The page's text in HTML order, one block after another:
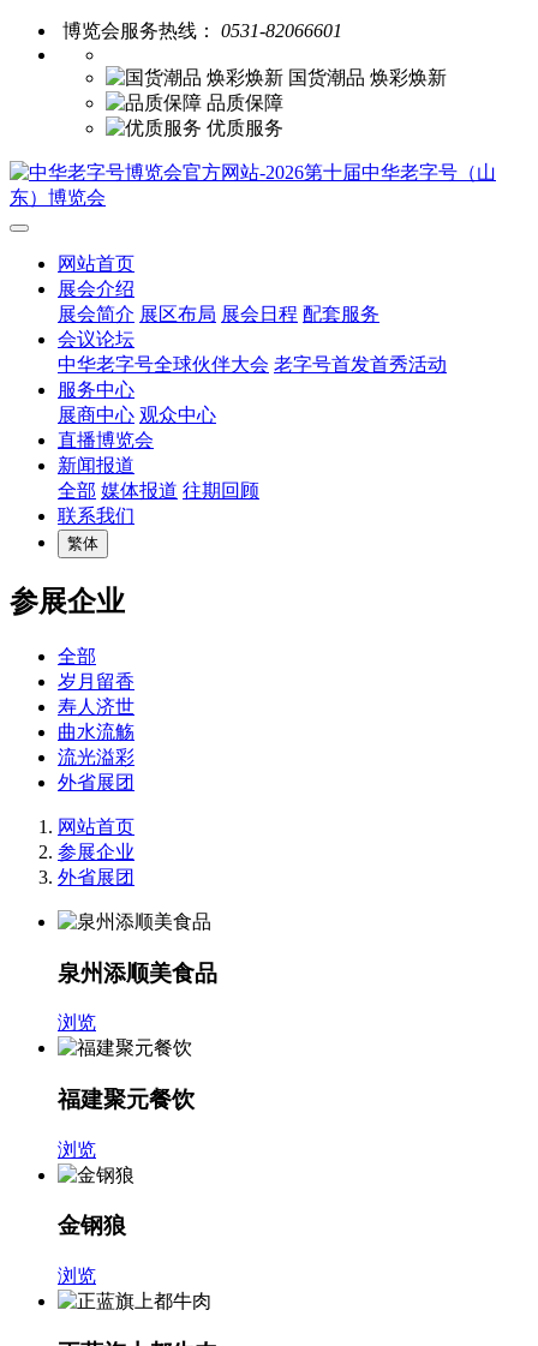
博览会服务热线： 0531-82066601
国货潮品 焕彩焕新
品质保障
优质服务
网站首页
展会介绍
展会简介 展区布局 展会日程 配套服务
会议论坛
中华老字号全球伙伴大会 老字号首发首秀活动
服务中心
展商中心 观众中心
直播博览会
新闻报道
全部 媒体报道 往期回顾
联系我们
繁体
参展企业
全部
岁月留香
寿人济世
曲水流觞
流光溢彩
外省展团
网站首页
参展企业
外省展团
泉州添顺美食品
浏览
福建聚元餐饮
浏览
金钢狼
浏览